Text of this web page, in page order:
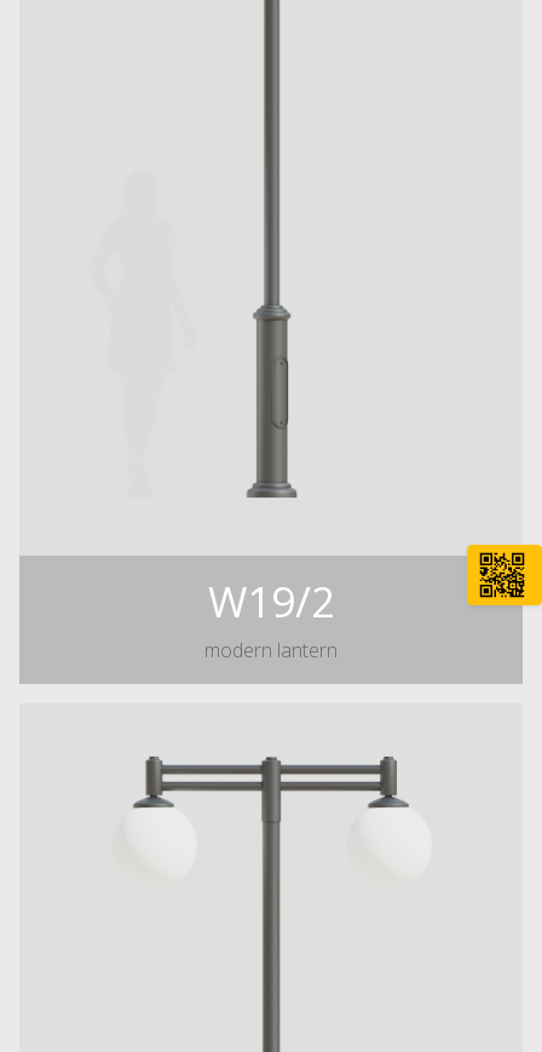
W19/2
modern lantern